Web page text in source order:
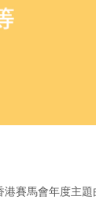
港賽馬會年度主題